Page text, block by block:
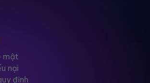
mật
nại
định